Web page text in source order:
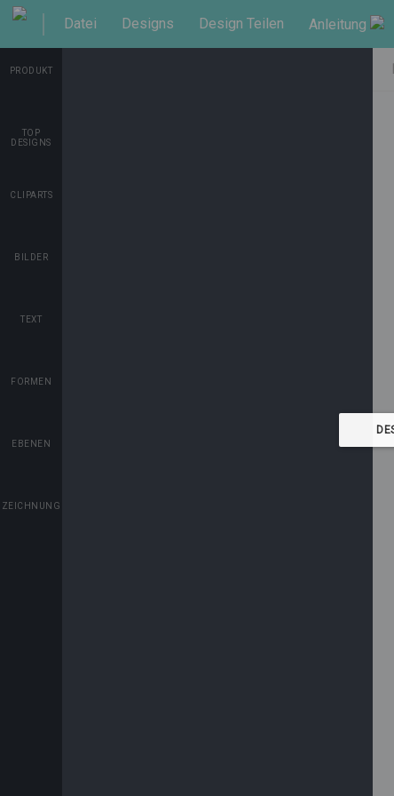
Datei Designs Design Teilen Anleitung
PRODUKT
TOP
DESIGNS
CLIPARTS
BILDER
TEXT
FORMEN
EBENEN
ZEICHNUNG